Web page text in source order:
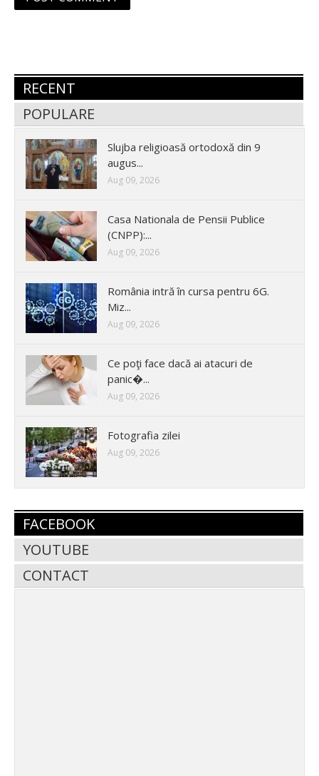
RECENT
POPULARE
Slujba religioasă ortodoxă din 9
augus...
Aug 09, 2026
Casa Nationala de Pensii Publice
(CNPP):...
Aug 09, 2026
România intră în cursa pentru 6G.
Miz...
Aug 09, 2026
Ce poţi face dacă ai atacuri de
panic�...
Aug 09, 2026
Fotografia zilei
Aug 09, 2026
FACEBOOK
YOUTUBE
CONTACT